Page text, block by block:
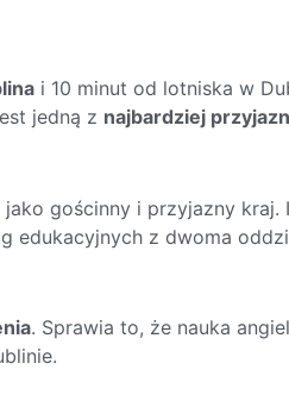
i 10 minut od lotniska w
jedną z najbardziej
gościnny i przyjazny kraj.
z dwoma
. Sprawia to, że nauka